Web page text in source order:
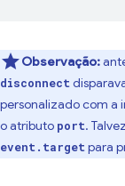
Observação:
disconnect
personalizado com a
o atributo port.
event.target para